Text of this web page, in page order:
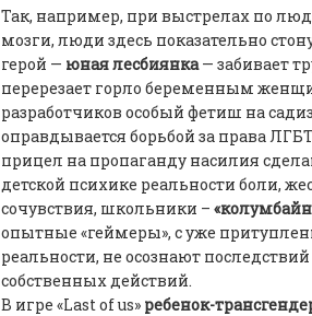
Так, например, при выстрелах по
мозги, люди здесь показательно
герой — юная лесбиянка— забивает
перерезает горло беременным
разработчиков особый фетиш на
оправдывается борьбой за права
прицел на пропаганду насилия
детской психике реальности боли,
сочувствия, школьники –
опытные «геймеры», с уже
реальности, не осознают
собственных действий.
В игре «Last of us» ребенок-